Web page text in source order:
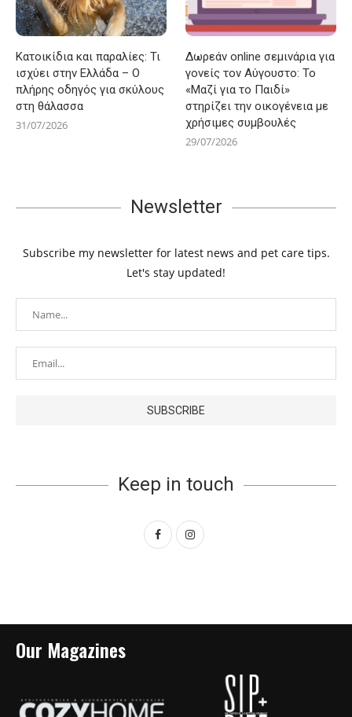
Κατοικίδια και παραλίες: Τι
ισχύει στην Ελλάδα – Ο
πλήρης οδηγός για σκύλους
στη θάλασσα
31/07/2026
Δωρεάν online σεμινάρια για
γονείς τον Αύγουστο: Το
«Μαζί για το Παιδί»
στηρίζει την οικογένεια με
χρήσιμες συμβουλές
29/07/2026
Newsletter
Subscribe my newsletter for latest news and pet care tips.
Let's stay updated!
Keep in touch
Our Magazines